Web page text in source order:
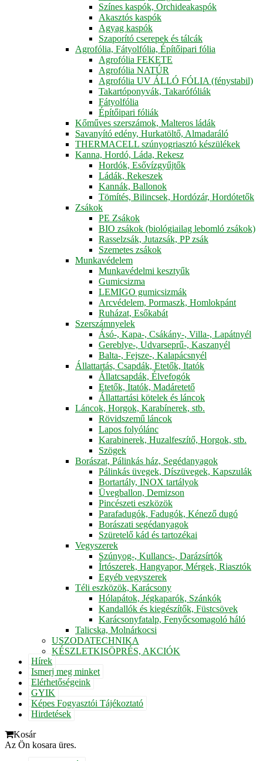
Színes kaspók, Orchideakaspók
Akasztós kaspók
Agyag kaspók
Szaporító cserepek és tálcák
Agrofólia, Fátyolfólia, Építőipari fólia
Agrofólia FEKETE
Agrofólia NATÚR
Agrofólia UV ÁLLÓ FÓLIA (fénystabil)
Takartóponyvák, Takarófóliák
Fátyolfólia
Építőipari fóliák
Kőműves szerszámok, Malteros ládák
Savanyító edény, Hurkatöltő, Almadaráló
THERMACELL szúnyogriasztó készülékek
Kanna, Hordó, Láda, Rekesz
Hordók, Esővízgyűjtők
Ládák, Rekeszek
Kannák, Ballonok
Tömítés, Bilincsek, Hordózár, Hordótetők
Zsákok
PE Zsákok
BIO zsákok (biológiailag lebomló zsákok)
Rasselzsák, Jutazsák, PP zsák
Szemetes zsákok
Munkavédelem
Munkavédelmi kesztyűk
Gumicsizma
LEMIGO gumicsizmák
Arcvédelem, Pormaszk, Homlokpánt
Ruházat, Esőkabát
Szerszámnyelek
Ásó-, Kapa-, Csákány-, Villa-, Lapátnyél
Gereblye-, Udvarseprű-, Kaszanyél
Balta-, Fejsze-, Kalapácsnyél
Állattartás, Csapdák, Etetők, Itatók
Állatcsapdák, Élvefogók
Etetők, Itatók, Madáretető
Állattartási kötelek és láncok
Láncok, Horgok, Karabínerek, stb.
Rövidszemű láncok
Lapos folyólánc
Karabinerek, Huzalfeszítő, Horgok, stb.
Szögek
Borászat, Pálinkás ház, Segédanyagok
Pálinkás üvegek, Díszüvegek, Kapszulák
Bortartály, INOX tartályok
Üvegballon, Demizson
Pincészeti eszközök
Parafadugók, Fadugók, Kénező dugó
Borászati segédanyagok
Szüretelő kád és tartozékai
Vegyszerek
Szúnyog-, Kullancs-, Darázsírtók
Írtószerek, Hangyapor, Mérgek, Riasztók
Egyéb vegyszerek
Téli eszközök, Karácsony
Hólapátok, Jégkaparók, Szánkók
Kandallók és kiegészítők, Füstcsövek
Karácsonyfatalp, Fenyőcsomagoló háló
Talicska, Molnárkocsi
USZODATECHNIKA
KÉSZLETKISÖPRÉS, AKCIÓK
Hírek
Ismerj meg minket
Elérhetőségeink
GYIK
Képes Fogyasztói Tájékoztató
Hirdetések
Kosár
Az Ön kosara üres.